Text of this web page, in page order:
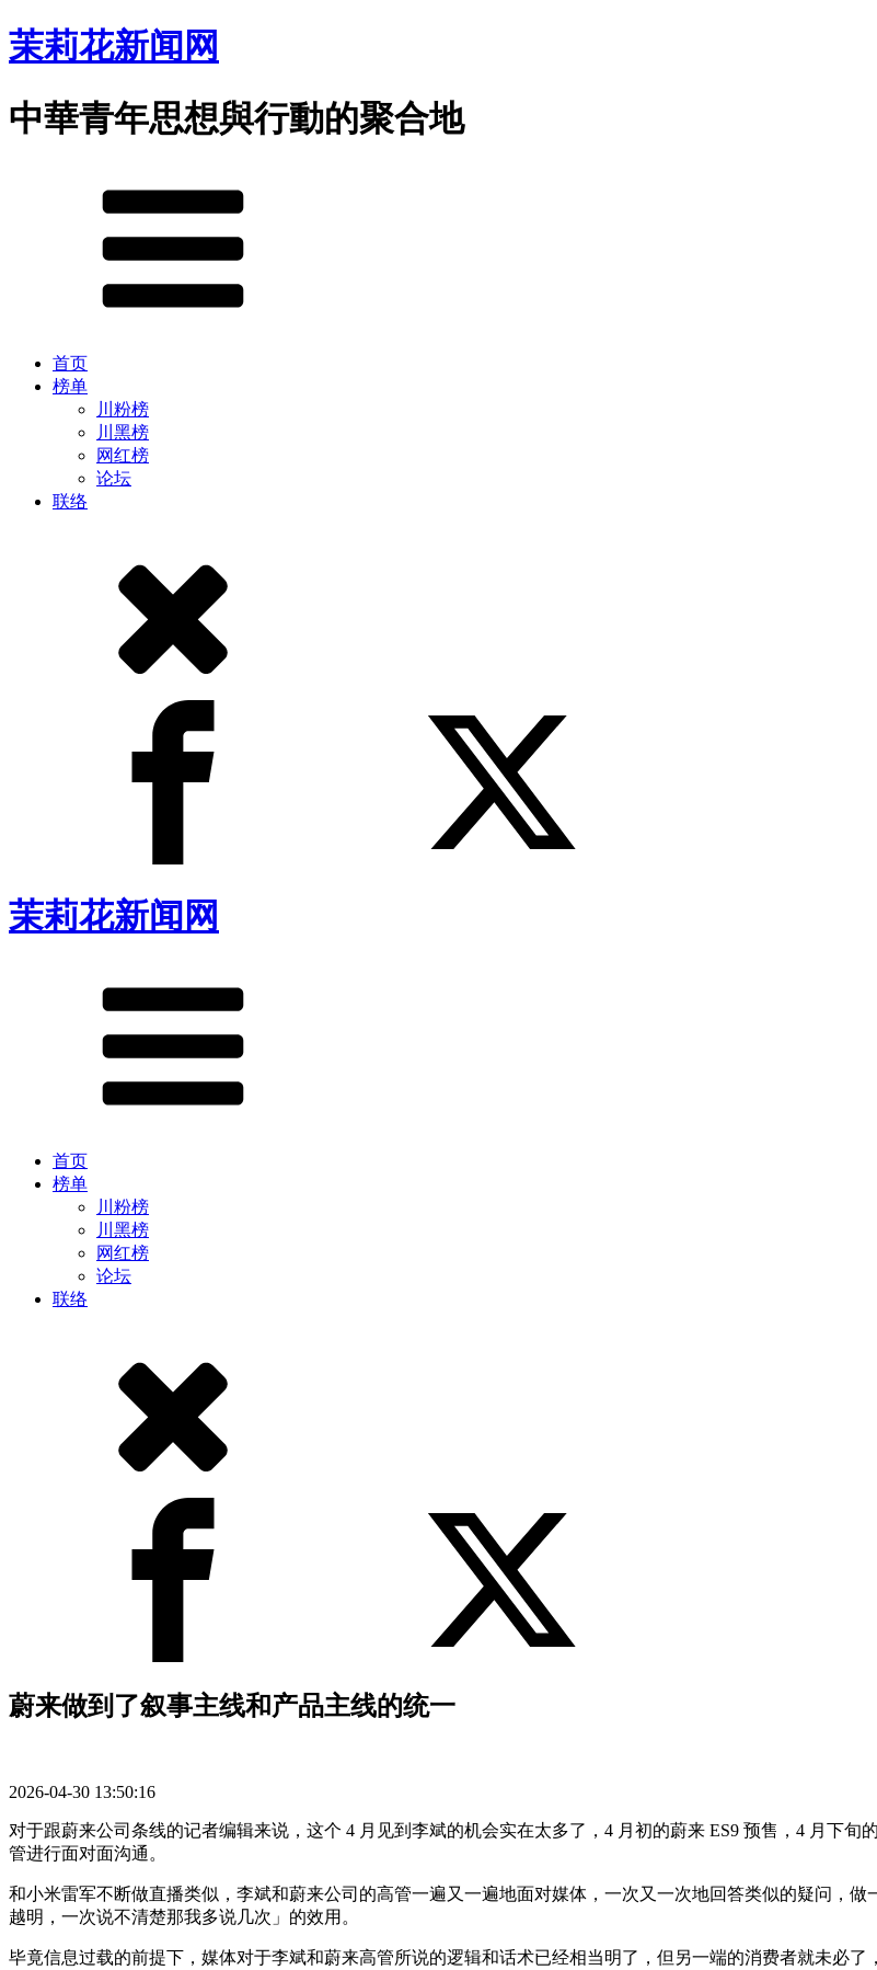
茉莉花新闻网
中華青年思想與行動的聚合地
首页
榜单
川粉榜
川黑榜
网红榜
论坛
联络
茉莉花新闻网
首页
榜单
川粉榜
川黑榜
网红榜
论坛
联络
蔚来做到了叙事主线和产品主线的统一
2026-04-30 13:50:16
对于跟蔚来公司条线的记者编辑来说，这个 4 月见到李斌的机会实在太多了，4 月初的蔚来 ES9 预售，4 月下
管进行面对面沟通。
和小米雷军不断做直播类似，李斌和蔚来公司的高管一遍又一遍地面对媒体，一次又一次地回答类似的疑问，
越明，一次说不清楚那我多说几次」的效用。
毕竟信息过载的前提下，媒体对于李斌和蔚来高管所说的逻辑和话术已经相当明了，但另一端的消费者就未必